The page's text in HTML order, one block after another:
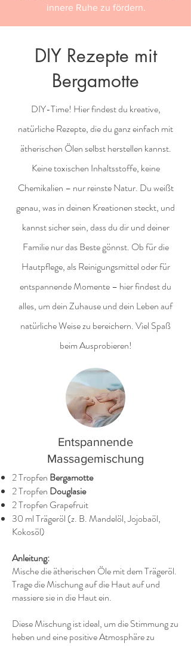
innere Ruhe zu fördern.
DIY Rezepte mit
Bergamotte
DIY-Time! Hier findest du kreative,
natürliche Rezepte, die du ganz einfach mit
ätherischen Ölen selbst herstellen kannst.
Keine toxischen Inhaltsstoffe, keine
Chemikalien – nur reinste Natur. Du weißt
genau, was in deinen Kreationen steckt, und
kannst sicher sein, dass du dir und deiner
Familie nur das Beste gönnst. Ob für die
Hautpflege, als Reinigungsmittel oder für
entspannende Momente – hier findest du
alles, um dein Zuhause und dein Leben auf
natürliche Weise zu bereichern. Viel Spaß
beim Ausprobieren!
Entspannende
Massagemischung
2 Tropfen Bergamotte
2 Tropfen Douglasie
2 Tropfen Grapefruit
30 ml Trägeröl (z. B. Mandelöl, Jojobaöl,
Kokosöl)
Anleitung:
Mische die ätherischen Öle mit dem Trägeröl.
Trage die Mischung auf die Haut auf und
massiere sie in die Haut ein.
Diese Mischung ist ideal, um die Stimmung zu
heben und eine positive Atmosphäre zu